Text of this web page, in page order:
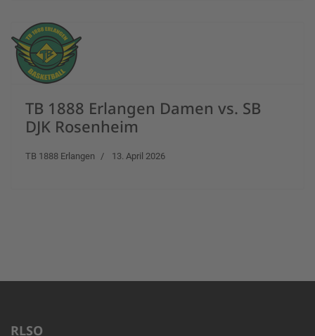
TB 1888 Erlangen Damen vs. SB
DJK Rosenheim
TB 1888 Erlangen 13. April 2026
RLSO